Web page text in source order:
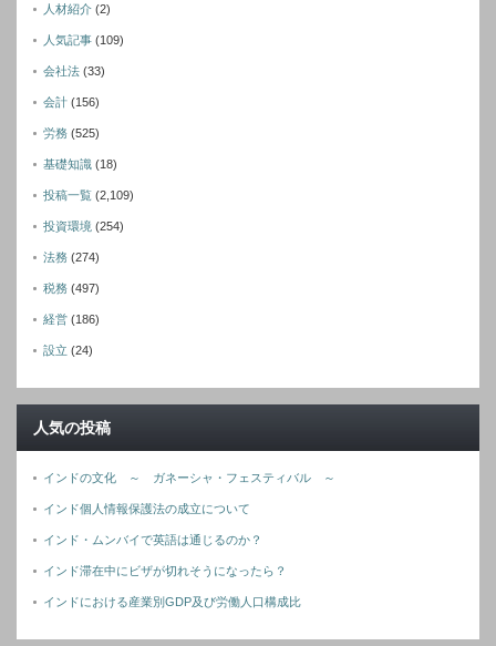
人材紹介 (2)
人気記事 (109)
会社法 (33)
会計 (156)
労務 (525)
基礎知識 (18)
投稿一覧 (2,109)
投資環境 (254)
法務 (274)
税務 (497)
経営 (186)
設立 (24)
人気の投稿
インドの文化 ～ ガネーシャ・フェスティバル ～
インド個人情報保護法の成立について
インド・ムンバイで英語は通じるのか？
インド滞在中にビザが切れそうになったら？
インドにおける産業別GDP及び労働人口構成比